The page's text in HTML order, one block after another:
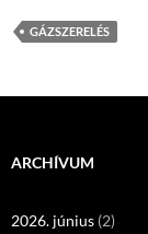
GÁZSZERELÉS
ARCHÍVUM
2026. június (2)